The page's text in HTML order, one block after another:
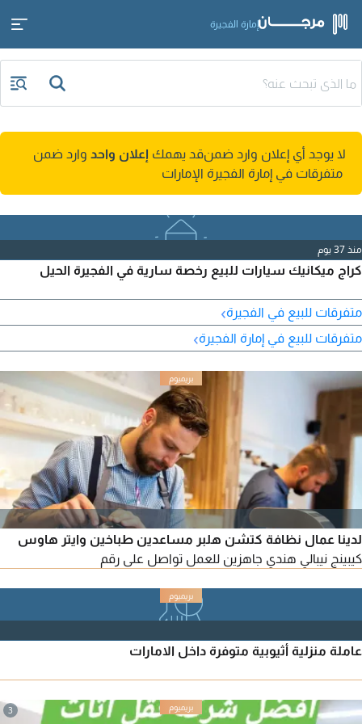
إمارة الفجيرة
لا يوجد أي إعلان وارد ضمنقد يهمك إعلان واحد وارد ضمن
متفرقات في إمارة الفجيرة الإمارات
منذ 37 يوم
كراج ميكانيك سيارات للبيع رخصة سارية في الفجيرة الحيل
متفرقات للبيع في الفجيرة›
متفرقات للبيع في إمارة الفجيرة›
لدينا عمال نظافة كتشن هلبر مساعدين طباخين وايتر هاوس
كيبينج نيبالي هندي جاهزين للعمل تواصل على رقم
عاملة منزلية أثيوبية متوفرة داخل الامارات
3